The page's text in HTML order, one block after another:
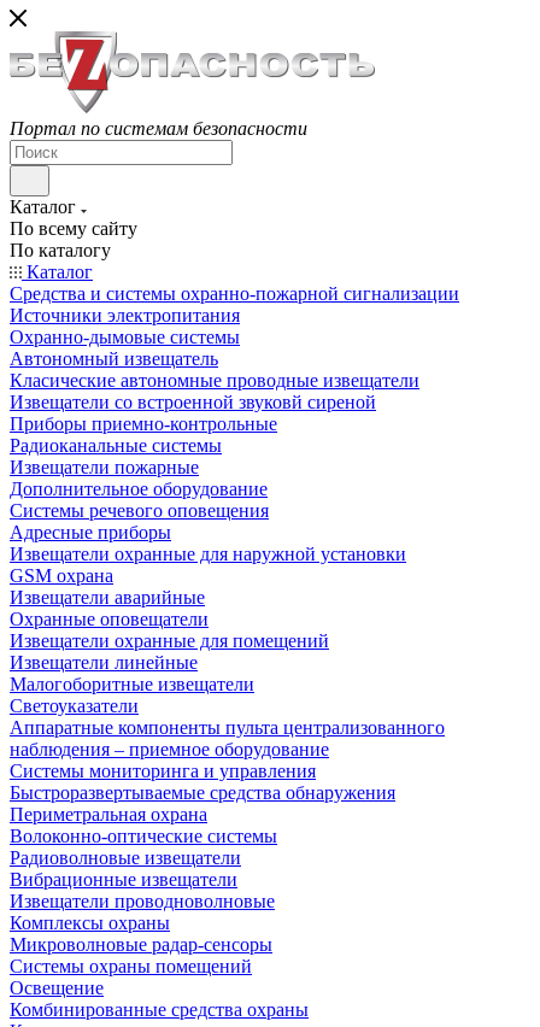
Портал по системам безопасности
Каталог
По всему сайту
По каталогу
Каталог
Средства и системы охранно-пожарной сигнализации
Источники электропитания
Охранно-дымовые системы
Автономный извещатель
Класические автономные проводные извещатели
Извещатели со встроенной звуковй сиреной
Приборы приемно-контрольные
Радиоканальные системы
Извещатели пожарные
Дополнительное оборудование
Системы речевого оповещения
Адресные приборы
Извещатели охранные для наружной установки
GSM охрана
Извещатели аварийные
Охранные оповещатели
Извещатели охранные для помещений
Извещатели линейные
Малогоборитные извещатели
Светоуказатели
Аппаратные компоненты пульта централизованного
наблюдения – приемное оборудование
Системы мониторинга и управления
Быстроразвертываемые средства обнаружения
Периметральная охрана
Волоконно-оптические системы
Радиоволновые извещатели
Вибрационные извещатели
Извещатели проводноволновые
Комплексы охраны
Микроволновые радар-сенсоры
Системы охраны помещений
Освещение
Комбинированные средства охраны